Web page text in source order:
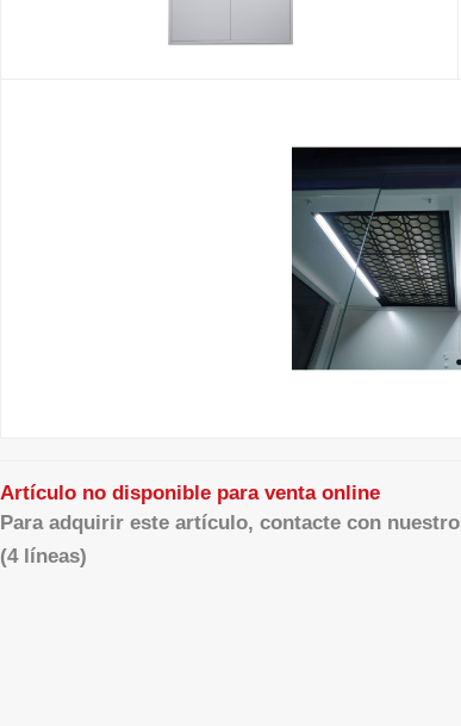
Artículo no disponible para venta online
Para adquirir este artículo, contacte con nuestro
(4 líneas)